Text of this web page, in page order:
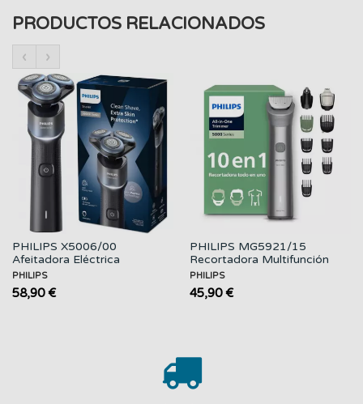
PRODUCTOS RELACIONADOS
‹ ›
PHILIPS X5006/00
Afeitadora Eléctrica
Recargable Wet & Dry
PHILIPS
58,90 €
PHILIPS MG5921/15
Recortadora Multifunción
10-1 con...
PHILIPS
45,90 €